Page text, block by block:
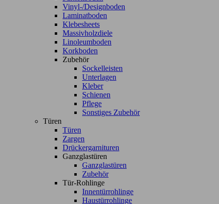
Vinyl-/Designboden
Laminatboden
Klebesheets
Massivholzdiele
Linoleumboden
Korkboden
Zubehör
Sockelleisten
Unterlagen
Kleber
Schienen
Pflege
Sonstiges Zubehör
Türen
Türen
Zargen
Drückergarnituren
Ganzglastüren
Ganzglastüren
Zubehör
Tür-Rohlinge
Innentürrohlinge
Haustürrohlinge